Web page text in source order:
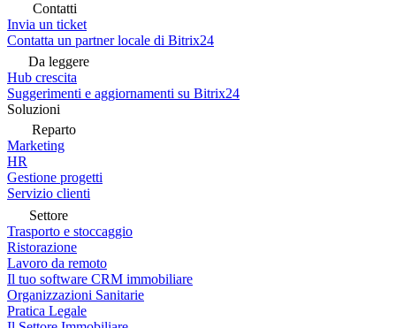
Contatti
Invia un ticket
Contatta un partner locale di Bitrix24
Da leggere
Hub crescita
Suggerimenti e aggiornamenti su Bitrix24
Soluzioni
Reparto
Marketing
HR
Gestione progetti
Servizio clienti
Settore
Trasporto e stoccaggio
Ristorazione
Lavoro da remoto
Il tuo software CRM immobiliare
Organizzazioni Sanitarie
Pratica Legale